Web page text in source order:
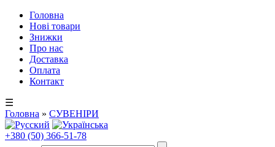
Головна
Нові товари
Знижки
Про нас
Доставка
Оплата
Контакт
☰
Головна » СУВЕНІРИ
+380 (50) 366-51-78